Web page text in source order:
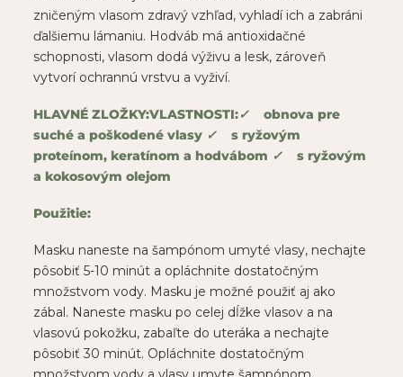
zničeným vlasom zdravý vzhľad, vyhladí ich a zabráni
ďalšiemu lámaniu. Hodváb má antioxidačné
schopnosti, vlasom dodá výživu a lesk, zároveň
vytvorí ochrannú vrstvu a vyživí.
HLAVNÉ ZLOŽKY:VLASTNOSTI:✓obnova pre
suché a poškodené vlasy ✓s ryžovým
proteínom, keratínom a hodvábom ✓s ryžovým
a kokosovým olejom
Použitie:
Masku naneste na šampónom umyté vlasy, nechajte
pôsobiť 5-10 minút a opláchnite dostatočným
množstvom vody. Masku je možné použiť aj ako
zábal. Naneste masku po celej dĺžke vlasov a na
vlasovú pokožku, zabaľte do uteráka a nechajte
pôsobiť 30 minút. Opláchnite dostatočným